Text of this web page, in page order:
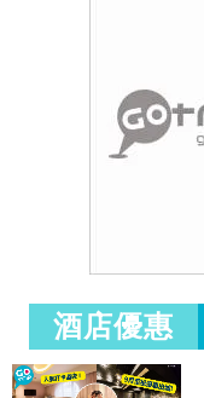
酒店優惠